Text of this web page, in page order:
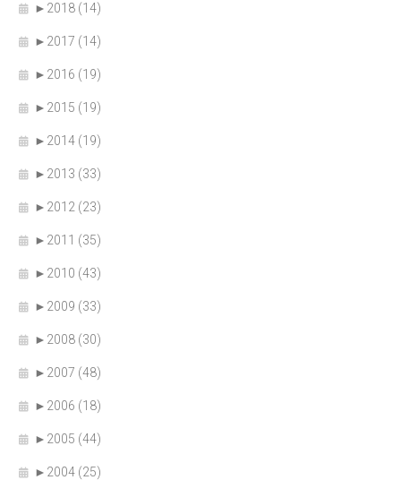
► 2018 (14)
► 2017 (14)
► 2016 (19)
► 2015 (19)
► 2014 (19)
► 2013 (33)
► 2012 (23)
► 2011 (35)
► 2010 (43)
► 2009 (33)
► 2008 (30)
► 2007 (48)
► 2006 (18)
► 2005 (44)
► 2004 (25)